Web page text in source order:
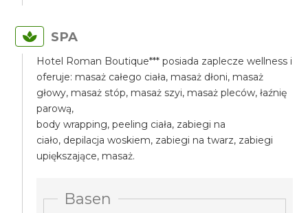
SPA
Hotel Roman Boutique*** posiada zaplecze wellness i
oferuje: masaż całego ciała, masaż dłoni, masaż
głowy, masaż stóp, masaż szyi, masaż pleców, łaźnię
parową,
body wrapping, peeling ciała, zabiegi na
ciało, depilacja woskiem, zabiegi na twarz, zabiegi
upiększające, masaż.
Basen